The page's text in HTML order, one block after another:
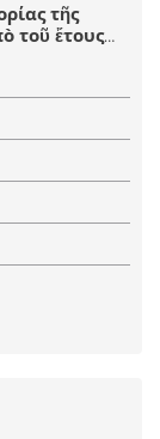
τῆς
τοῦ ἔτους
Β´, ἐκ τῆς
καὶ
Κ.